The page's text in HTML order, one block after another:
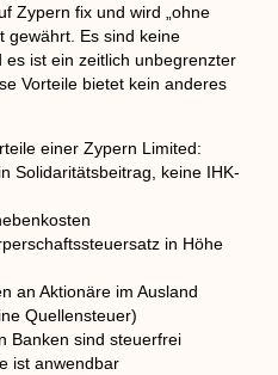
Zypern fix und wird „ohne
gewährt. Es sind keine
ist ein zeitlich unbegrenzter
Vorteile bietet kein anderes
einer Zypern Limited:
Solidaritätsbeitrag, keine IHK-
in Höhe
an Aktionäre im Ausland
Quellensteuer)
Banken sind steuerfrei
ist anwendbar